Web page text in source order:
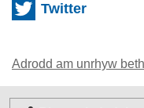
Twitter
Adrodd am unrhyw